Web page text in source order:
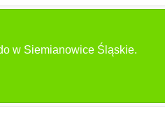
w Siemianowice Śląskie.